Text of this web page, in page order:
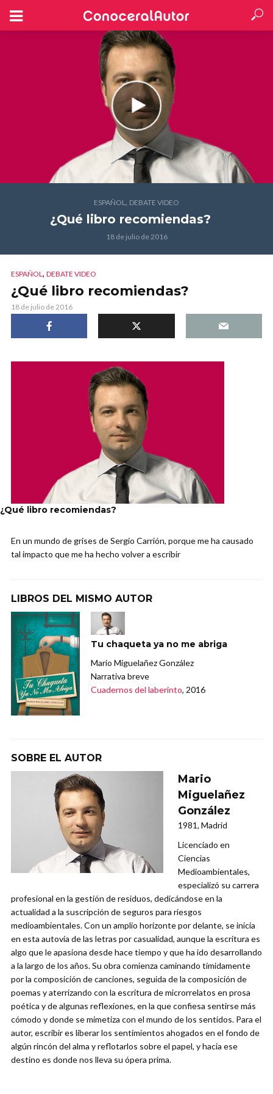
ESPAÑOL, DEBATE VIDEO
¿Qué libro recomiendas?
18 de julio de 2016
ESPAÑOL, DEBATE VIDEO
¿Qué libro recomiendas?
18 de julio de 2016
¿Qué libro recomiendas?
En un mundo de grises de Sergio Carrión, porque me ha causado
tal impacto que me ha hecho volver a escribir
LIBROS DEL MISMO AUTOR
Tu chaqueta ya no me abriga
Mario Miguelañez González
Narrativa breve
Cuadernos del laberinto, 2016
SOBRE EL AUTOR
Mario
Miguelañez
González
1981, Madrid
Licenciado en
Ciencias
Medioambientales,
especializó su carrera
profesional en la gestión de residuos, dedicándose en la
actualidad a la suscripción de seguros para riesgos
medioambientales. Con un amplio horizonte por delante, se inicia
en esta autovía de las letras por casualidad, aunque la escritura es
algo que le apasiona desde hace tiempo y que ha ido desarrollando
a la largo de los años. Su obra comienza caminando tímidamente
por la composición de canciones, seguida de la composición de
poemas y aterrizando con la escritura de microrrelatos en prosa
poética y de algunas reflexiones, en la que confiesa sentirse más
cómodo y donde se mimetiza con el mundo de los sentidos. Para el
autor, escribir es liberar los sentimientos ahogados en el fondo de
algún rincón del alma y reflotarlos sobre el papel, y hacia ese
destino es donde nos lleva su ópera prima.